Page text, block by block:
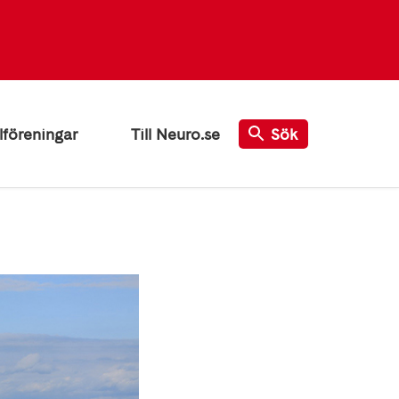
Till Neuro.se Sök